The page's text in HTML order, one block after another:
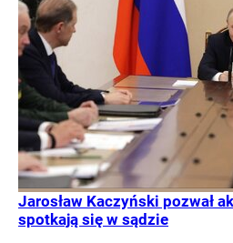
Jarosław Kaczyński pozwał
spotkają się w sądzie